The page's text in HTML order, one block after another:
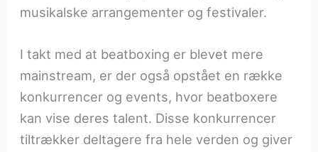
musikalske arrangementer og festivaler.
I takt med at beatboxing er blevet mere
mainstream, er der også opstået en række
konkurrencer og events, hvor beatboxere
kan vise deres talent. Disse konkurrencer
tiltrækker deltagere fra hele verden og giver